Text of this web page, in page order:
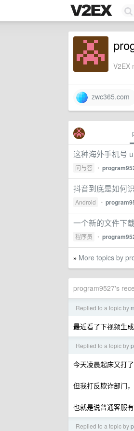
V2EX
zwc365.com
这种海外手机号
问与答 •
抖音到底是如何
Android •
一个新的文件下
程序员 •
» More topics by
program9527's
Replied to a topic by
最近看了下视频生
Replied to a topic by
今天凌晨起床又打
但我打反欺诈部门
也就是说普通客服
Replied to a topic by